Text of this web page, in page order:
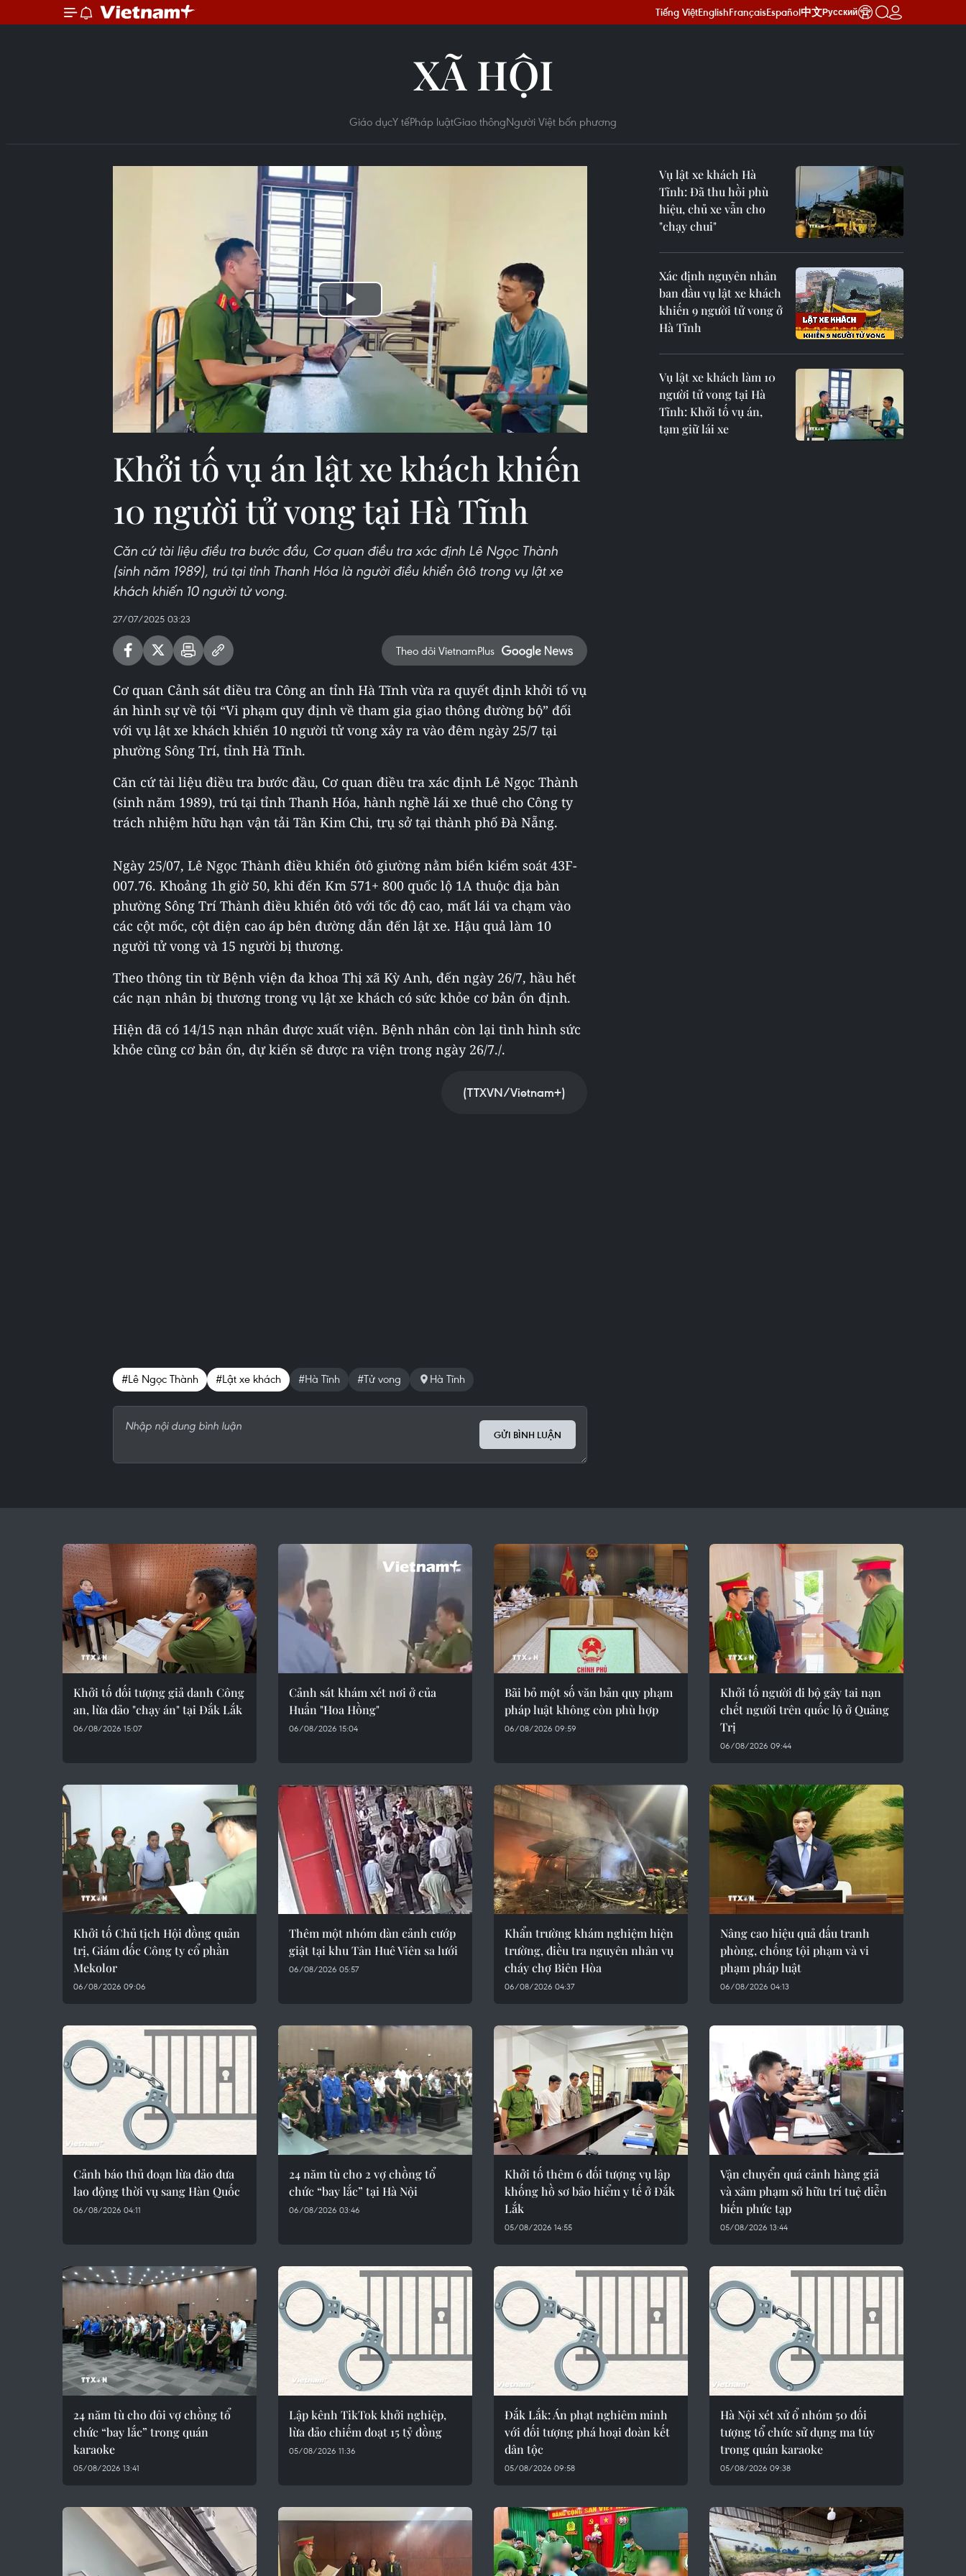
Tiếng ViệtEnglishFrançaisEspañol中文Русский
XÃ HỘI
Giáo dụcY tếPháp luậtGiao thôngNgười Việt bốn phương
Play
Video
Khởi tố vụ án lật xe khách khiến
10 người tử vong tại Hà Tĩnh
Căn cứ tài liệu điều tra bước đầu, Cơ quan điều tra xác định Lê Ngọc Thành
(sinh năm 1989), trú tại tỉnh Thanh Hóa là người điều khiển ôtô trong vụ lật xe
khách khiến 10 người tử vong.
27/07/2025 03:23
Theo dõi VietnamPlus
Cơ quan Cảnh sát điều tra Công an tỉnh Hà Tĩnh vừa ra quyết định khởi tố vụ
án hình sự về tội “Vi phạm quy định về tham gia giao thông đường bộ” đối
với vụ lật xe khách khiến 10 người tử vong xảy ra vào đêm ngày 25/7 tại
phường Sông Trí, tỉnh Hà Tĩnh.
Căn cứ tài liệu điều tra bước đầu, Cơ quan điều tra xác định Lê Ngọc Thành
(sinh năm 1989), trú tại tỉnh Thanh Hóa, hành nghề lái xe thuê cho Công ty
trách nhiệm hữu hạn vận tải Tân Kim Chi, trụ sở tại thành phố Đà Nẵng.
Ngày 25/07, Lê Ngọc Thành điều khiển ôtô giường nằm biển kiểm soát 43F-
007.76. Khoảng 1h giờ 50, khi đến Km 571+ 800 quốc lộ 1A thuộc địa bàn
phường Sông Trí Thành điều khiển ôtô với tốc độ cao, mất lái va chạm vào
các cột mốc, cột điện cao áp bên đường dẫn đến lật xe. Hậu quả làm 10
người tử vong và 15 người bị thương.
Theo thông tin từ Bệnh viện đa khoa Thị xã Kỳ Anh, đến ngày 26/7, hầu hết
các nạn nhân bị thương trong vụ lật xe khách có sức khỏe cơ bản ổn định.
Hiện đã có 14/15 nạn nhân được xuất viện. Bệnh nhân còn lại tình hình sức
khỏe cũng cơ bản ổn, dự kiến sẽ được ra viện trong ngày 26/7./.
(TTXVN/Vietnam+)
#Lê Ngọc Thành #Lật xe khách #Hà Tĩnh #Tử vong Hà Tĩnh
GỬI BÌNH LUẬN
Vụ lật xe khách Hà
Tĩnh: Đã thu hồi phù
hiệu, chủ xe vẫn cho
"chạy chui"
Xác định nguyên nhân
ban đầu vụ lật xe khách
khiến 9 người tử vong ở
Hà Tĩnh
Vụ lật xe khách làm 10
người tử vong tại Hà
Tĩnh: Khởi tố vụ án,
tạm giữ lái xe
Khởi tố đối tượng giả danh Công
an, lừa đảo "chạy án" tại Đắk Lắk
06/08/2026 15:07
Cảnh sát khám xét nơi ở của
Huấn "Hoa Hồng"
06/08/2026 15:04
Bãi bỏ một số văn bản quy phạm
pháp luật không còn phù hợp
06/08/2026 09:59
Khởi tố người đi bộ gây tai nạn
chết người trên quốc lộ ở Quảng
Trị
06/08/2026 09:44
Khởi tố Chủ tịch Hội đồng quản
trị, Giám đốc Công ty cổ phần
Mekolor
06/08/2026 09:06
Thêm một nhóm dàn cảnh cướp
giật tại khu Tân Huê Viên sa lưới
06/08/2026 05:57
Khẩn trường khám nghiệm hiện
trường, điều tra nguyên nhân vụ
cháy chợ Biên Hòa
06/08/2026 04:37
Nâng cao hiệu quả đấu tranh
phòng, chống tội phạm và vi
phạm pháp luật
06/08/2026 04:13
Cảnh báo thủ đoạn lừa đảo đưa
lao động thời vụ sang Hàn Quốc
06/08/2026 04:11
24 năm tù cho 2 vợ chồng tổ
chức “bay lắc” tại Hà Nội
06/08/2026 03:46
Khởi tố thêm 6 đối tượng vụ lập
khống hồ sơ bảo hiểm y tế ở Đắk
Lắk
05/08/2026 14:55
Vận chuyển quá cảnh hàng giả
và xâm phạm sở hữu trí tuệ diễn
biến phức tạp
05/08/2026 13:44
24 năm tù cho đôi vợ chồng tổ
chức “bay lắc” trong quán
karaoke
05/08/2026 13:41
Lập kênh TikTok khởi nghiệp,
lừa đảo chiếm đoạt 15 tỷ đồng
05/08/2026 11:36
Đắk Lắk: Án phạt nghiêm minh
với đối tượng phá hoại đoàn kết
dân tộc
05/08/2026 09:58
Hà Nội xét xử ổ nhóm 50 đối
tượng tổ chức sử dụng ma túy
trong quán karaoke
05/08/2026 09:38